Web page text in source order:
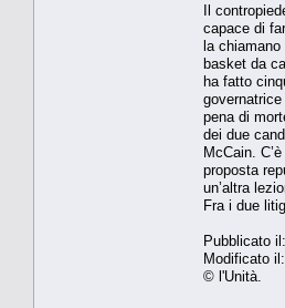
Il
capace di
la chiamano
basket da
ha fatto
pena di
dei due
McCain.
proposta
un’altra
Fra i due
Pubblicato
Modificato
© l'Unità.